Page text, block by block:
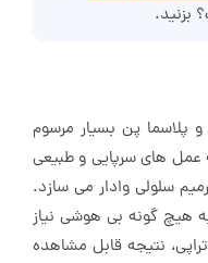
بزنید.
پلاسما پن بسیار مرسوم
های سرپایی و طبیعی
سلولی وادار می سازد.
هیچ گونه بی هوشی نیاز
نتیجه قابل مشاهده